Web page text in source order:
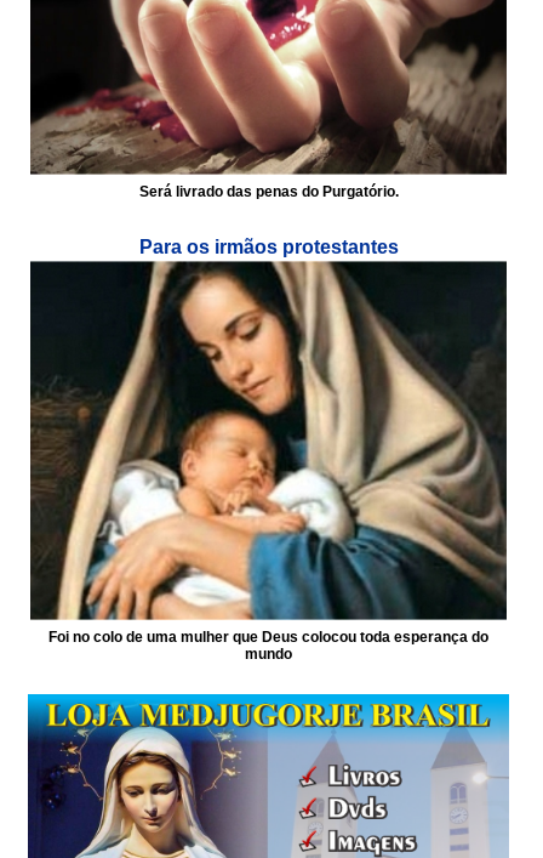
Será livrado das penas do Purgatório.
Para os irmãos protestantes
Foi no colo de uma mulher que Deus colocou toda esperança do
mundo